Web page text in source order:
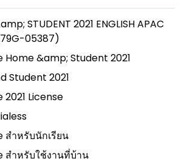
STUDENT 2021 ENGLISH APAC
05387)
&amp; Student 2021
Student 2021
License
ำหรับนักเรียน
สำหรับใช้งานที่บ้าน